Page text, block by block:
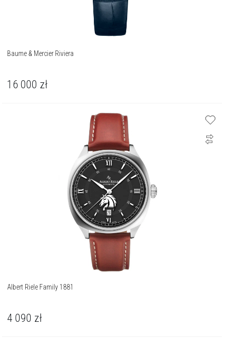
Baume & Mercier Riviera
16 000 zł
Albert Riele Family 1881
4 090 zł